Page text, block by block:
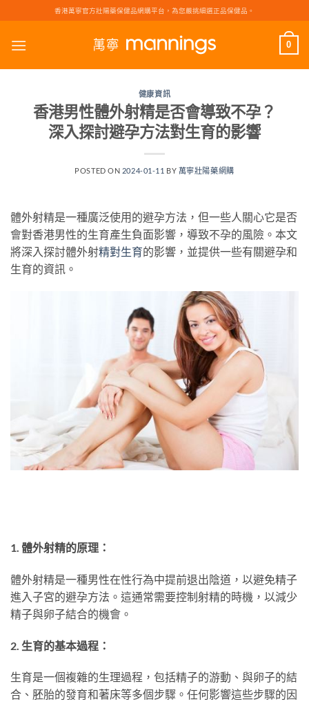
to
content
香港萬寧官方壯陽藥保健品網購平台，為您嚴挑細選正品保健品。
0
健康資訊
香港男性體外射精是否會導致不孕？
深入探討避孕方法對生育的影響
POSTED ON 2024-01-11 BY 萬寧壯陽藥網購
體外射精是一種廣泛使用的避孕方法，但一些人關心它是否
會對香港男性的生育產生負面影響，導致不孕的風險。本文
將深入探討體外射精對生育的影響，並提供一些有關避孕和
生育的資訊。
1. 體外射精的原理：
體外射精是一種男性在性行為中提前退出陰道，以避免精子
進入子宮的避孕方法。這通常需要控制射精的時機，以減少
精子與卵子結合的機會。
2. 生育的基本過程：
生育是一個複雜的生理過程，包括精子的游動、與卵子的結
合、胚胎的發育和著床等多個步驟。任何影響這些步驟的因